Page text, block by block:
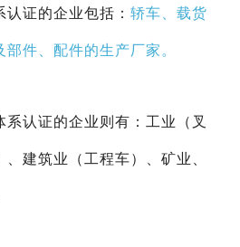
证的企业包括： 轿车、载货
件、配件的生产厂家。
认证的企业则有：工业（叉
建筑业（工程车）、矿业、